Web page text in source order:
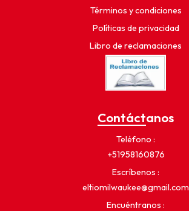
Términos y condiciones
Políticas de privacidad
Libro de reclamaciones
Contáctanos
Teléfono
+51958160876
Escríbenos
eltiomilwaukee@gmail.com
Encuéntranos